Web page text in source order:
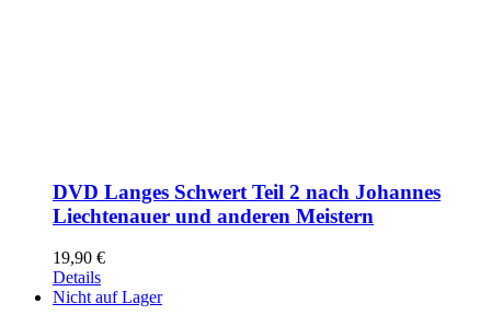
DVD Langes Schwert Teil 2 nach Johannes
Liechtenauer und anderen Meistern
19,90 €
Details
Nicht auf Lager